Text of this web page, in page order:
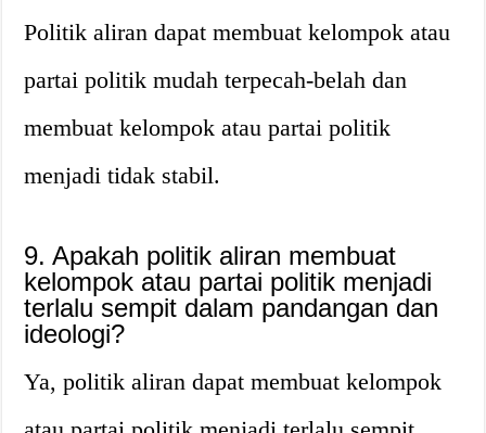
Politik aliran dapat membuat kelompok atau
partai politik mudah terpecah-belah dan
membuat kelompok atau partai politik
menjadi tidak stabil.
9. Apakah politik aliran membuat
kelompok atau partai politik menjadi
terlalu sempit dalam pandangan dan
ideologi?
Ya, politik aliran dapat membuat kelompok